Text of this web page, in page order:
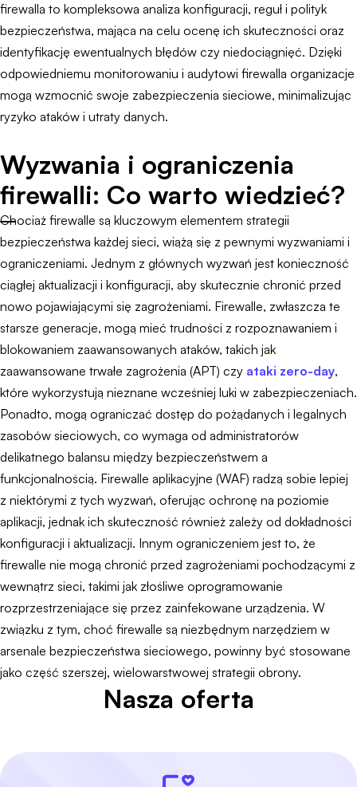
firewalla to kompleksowa analiza konfiguracji, reguł i polityk
bezpieczeństwa, mająca na celu ocenę ich skuteczności oraz
identyfikację ewentualnych błędów czy niedociągnięć. Dzięki
odpowiedniemu monitorowaniu i audytowi firewalla organizacje
mogą wzmocnić swoje zabezpieczenia sieciowe, minimalizując
ryzyko ataków i utraty danych.
Wyzwania i ograniczenia
firewalli: Co warto wiedzieć?
Chociaż firewalle są kluczowym elementem strategii
bezpieczeństwa każdej sieci, wiążą się z pewnymi wyzwaniami i
ograniczeniami. Jednym z głównych wyzwań jest konieczność
ciągłej aktualizacji i konfiguracji, aby skutecznie chronić przed
nowo pojawiającymi się zagrożeniami. Firewalle, zwłaszcza te
starsze generacje, mogą mieć trudności z rozpoznawaniem i
blokowaniem zaawansowanych ataków, takich jak
zaawansowane trwałe zagrożenia (APT) czy ataki zero-day,
które wykorzystują nieznane wcześniej luki w zabezpieczeniach.
Ponadto, mogą ograniczać dostęp do pożądanych i legalnych
zasobów sieciowych, co wymaga od administratorów
delikatnego balansu między bezpieczeństwem a
funkcjonalnością. Firewalle aplikacyjne (WAF) radzą sobie lepiej
z niektórymi z tych wyzwań, oferując ochronę na poziomie
aplikacji, jednak ich skuteczność również zależy od dokładności
konfiguracji i aktualizacji. Innym ograniczeniem jest to, że
firewalle nie mogą chronić przed zagrożeniami pochodzącymi z
wewnątrz sieci, takimi jak złośliwe oprogramowanie
rozprzestrzeniające się przez zainfekowane urządzenia. W
związku z tym, choć firewalle są niezbędnym narzędziem w
arsenale bezpieczeństwa sieciowego, powinny być stosowane
jako część szerszej, wielowarstwowej strategii obrony.
Nasza oferta